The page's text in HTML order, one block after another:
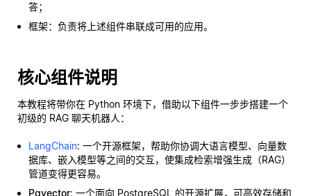
答；
框架：负责将上述组件串联成可用的应用。
核心组件说明
本教程将带你在 Python 环境下，借助以下组件一步步搭建一个
初级的 RAG 聊天机器人：
LangChain: 一个开源框架，帮助你协调大语言模型、向量数
据库、嵌入模型等之间的交互，使集成检索增强生成（RAG）
管道变得更容易。
Pgvector: 一个面向 PostgreSQL 的开源扩展，可高效存储和